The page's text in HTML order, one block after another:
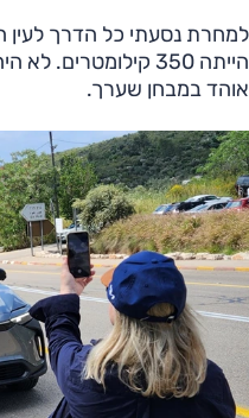
הייתה 350
אוהד במבחן שערך.